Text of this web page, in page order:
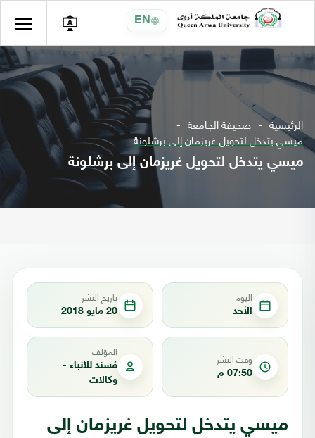
EN
الرئيسية صحيفة الجامعة
ميسي يتدخل لتحويل غريزمان إلى برشلونة
ميسي يتدخل لتحويل غريزمان إلى برشلونة
اليوم
الأحد
تاريخ النشر
20 مايو 2018
وقت النشر
07:50 م
المؤلف
مُسند للأنباء -
وكالات
ميسي يتدخل لتحويل غريزمان إلى